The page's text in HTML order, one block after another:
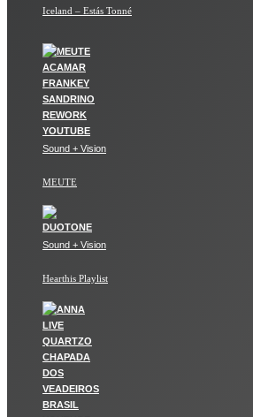
Iceland – Estás Tonné
Sound + Vision
MEUTE
Sound + Vision
Hearthis Playlist